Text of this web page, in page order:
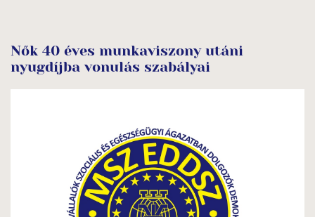
Nők 40 éves munkaviszony utáni
nyugdíjba vonulás szabályai